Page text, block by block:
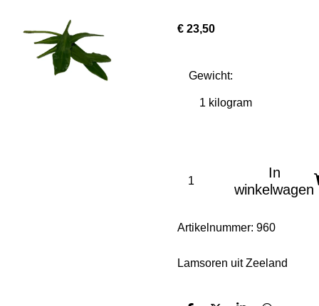
€ 23,50
Gewicht:
In
winkelwagen
Artikelnummer: 960
Lamsoren uit Zeeland